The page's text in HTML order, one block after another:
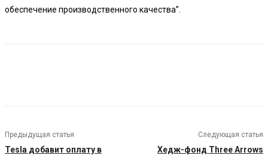
обеспечение производственного качества”.
Предыдущая статья
Tesla добавит оплату в
Следующая статья
Хедж-фонд Three Arrows